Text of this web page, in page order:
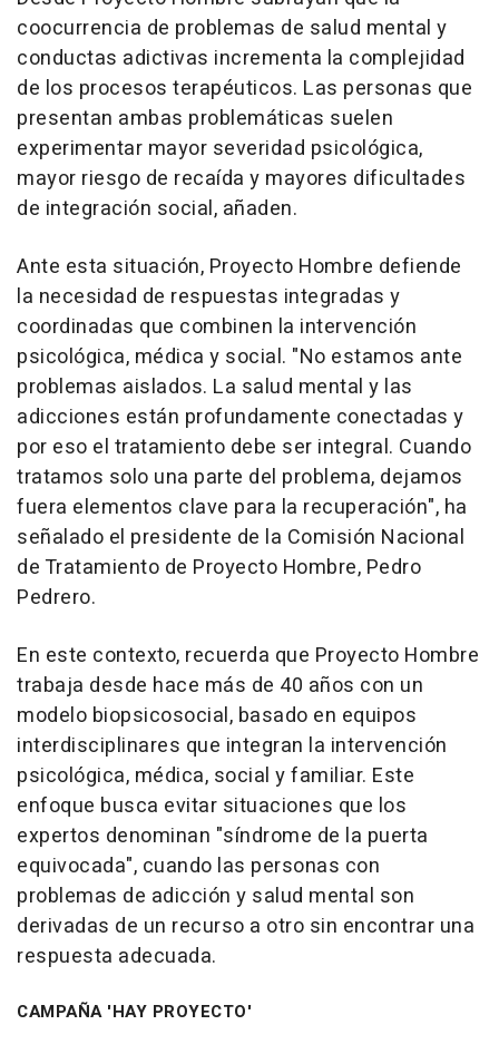
coocurrencia de problemas de salud mental y
conductas adictivas incrementa la complejidad
de los procesos terapéuticos. Las personas que
presentan ambas problemáticas suelen
experimentar mayor severidad psicológica,
mayor riesgo de recaída y mayores dificultades
de integración social, añaden.
Ante esta situación, Proyecto Hombre defiende
la necesidad de respuestas integradas y
coordinadas que combinen la intervención
psicológica, médica y social. "No estamos ante
problemas aislados. La salud mental y las
adicciones están profundamente conectadas y
por eso el tratamiento debe ser integral. Cuando
tratamos solo una parte del problema, dejamos
fuera elementos clave para la recuperación", ha
señalado el presidente de la Comisión Nacional
de Tratamiento de Proyecto Hombre, Pedro
Pedrero.
En este contexto, recuerda que Proyecto Hombre
trabaja desde hace más de 40 años con un
modelo biopsicosocial, basado en equipos
interdisciplinares que integran la intervención
psicológica, médica, social y familiar. Este
enfoque busca evitar situaciones que los
expertos denominan "síndrome de la puerta
equivocada", cuando las personas con
problemas de adicción y salud mental son
derivadas de un recurso a otro sin encontrar una
respuesta adecuada.
CAMPAÑA 'HAY PROYECTO'